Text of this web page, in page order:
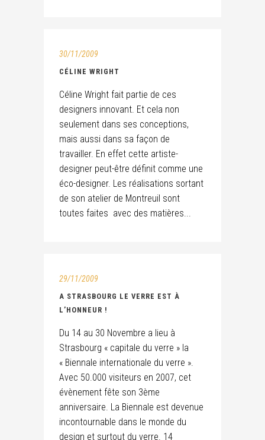
30/11/2009
CÉLINE WRIGHT
Céline Wright fait partie de ces
designers innovant. Et cela non
seulement dans ses conceptions,
mais aussi dans sa façon de
travailler. En effet cette artiste-
designer peut-être définit comme une
éco-designer. Les réalisations sortant
de son atelier de Montreuil sont
toutes faites avec des matières...
29/11/2009
A STRASBOURG LE VERRE EST À
L’HONNEUR !
Du 14 au 30 Novembre a lieu à
Strasbourg « capitale du verre » la
« Biennale internationale du verre ».
Avec 50.000 visiteurs en 2007, cet
évènement fête son 3ème
anniversaire. La Biennale est devenue
incontournable dans le monde du
design et surtout du verre. 14